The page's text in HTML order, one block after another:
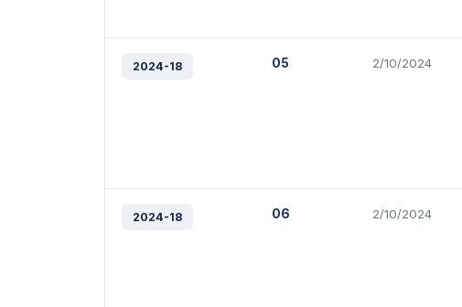
2024-18 05 2/10/2024
2024-18 06 2/10/2024